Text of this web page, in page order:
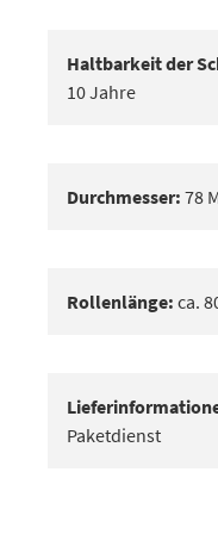
Haltbarkeit der
10 Jahre
Durchmesser: 78
Rollenlänge: ca.
Paketdienst